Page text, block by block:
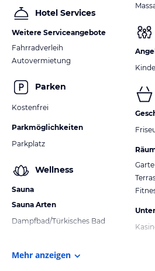
Hotel Services
Weitere Serviceangebote
Fahrradverleih
Autovermietung
Parken
Kostenfrei
Parkmöglichkeiten
Parkplatz
Wellness
Sauna
Sauna Arten
Dampfbad/Türkisches Bad
Mehr anzeigen